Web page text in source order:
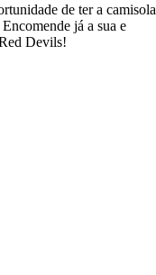
de ter a camisola
já a sua e
Devils!